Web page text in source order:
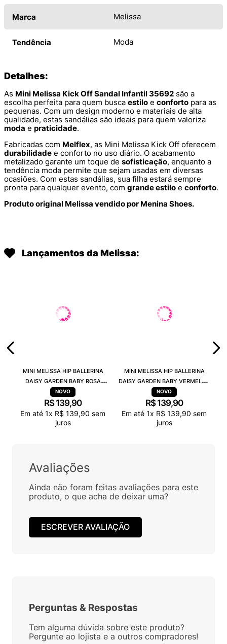
Marca Melissa
Tendência Moda
Detalhes:
As Mini Melissa Kick Off Sandal Infantil 35692 são a
escolha perfeita para quem busca estilo e conforto para as
pequenas. Com um design moderno e materiais de alta
qualidade, estas sandálias são ideais para quem valoriza
moda e praticidade.
Fabricadas com Melflex, as Mini Melissa Kick Off oferecem
durabilidade e conforto no uso diário. O acabamento
metalizado garante um toque de sofisticação, enquanto a
tendência moda permite que sejam usadas em diversas
ocasiões. Com estas sandálias, sua filha estará sempre
pronta para qualquer evento, com grande estilo e conforto.
Produto original Melissa vendido por Menina Shoes.
Lançamentos da Melissa:
MINI MELISSA HIP BALLERINA
DAISY GARDEN BABY ROSA
PRETO 38115
R$ 139,90
Em até 1x R$ 139,90 sem
juros
MINI MELISSA HIP BALLERINA
DAISY GARDEN BABY VERMELHO
PRETO 38115
R$ 139,90
Em até 1x R$ 139,90 sem
juros
Avaliações
Ainda não foram feitas avaliações para este
produto, o que acha de deixar uma?
ESCREVER AVALIAÇÃO
Perguntas & Respostas
Tem alguma dúvida sobre este produto?
Pergunte ao lojista e a outros compradores!